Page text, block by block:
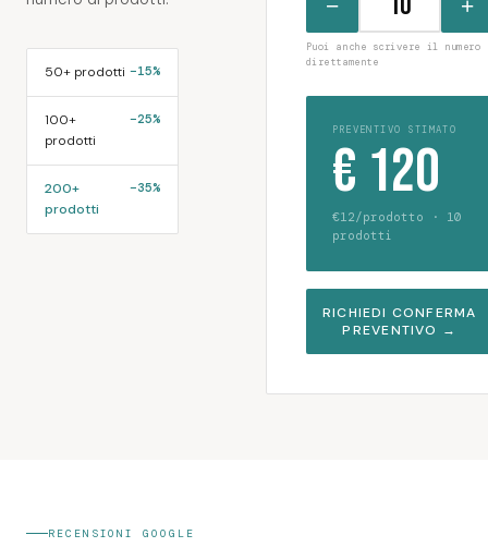
50+ prodotti −15%
100+
prodotti
−25%
200+
prodotti
−35%
− +
Puoi anche scrivere il numero
direttamente
PREVENTIVO STIMATO
€ 120
€12/prodotto · 10
prodotti
RICHIEDI CONFERMA
PREVENTIVO →
RECENSIONI GOOGLE